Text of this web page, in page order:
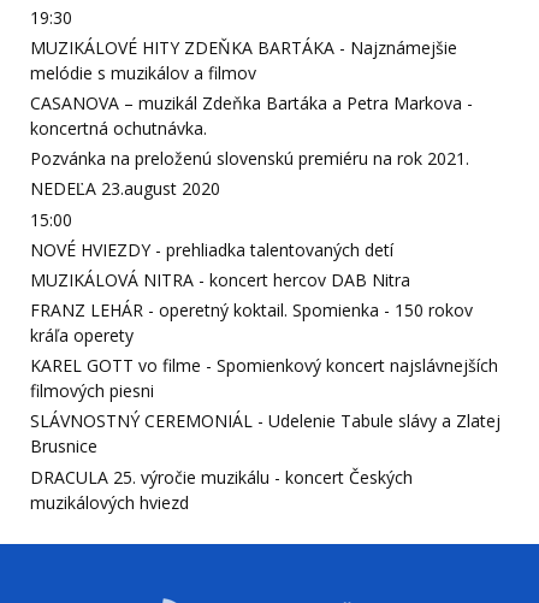
19:30
MUZIKÁLOVÉ HITY ZDEŇKA BARTÁKA - Najznámejšie
melódie s muzikálov a filmov
CASANOVA – muzikál Zdeňka Bartáka a Petra Markova -
koncertná ochutnávka.
Pozvánka na preloženú slovenskú premiéru na rok 2021.
NEDEĽA 23.august 2020
15:00
NOVÉ HVIEZDY - prehliadka talentovaných detí
MUZIKÁLOVÁ NITRA - koncert hercov DAB Nitra
FRANZ LEHÁR - operetný koktail. Spomienka - 150 rokov
kráľa operety
KAREL GOTT vo filme - Spomienkový koncert najslávnejších
filmových piesni
SLÁVNOSTNÝ CEREMONIÁL - Udelenie Tabule slávy a Zlatej
Brusnice
DRACULA 25. výročie muzikálu - koncert Českých
muzikálových hviezd